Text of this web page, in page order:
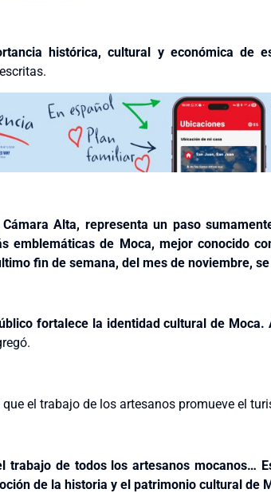
histórica, cultural y económica de
Alta, representa un paso
emblemáticas de Moca, mejor conocido
fin de semana, del mes de noviembre, se
fortalece la identidad cultural de
el trabajo de los artesanos promueve el
trabajo de todos los artesanos mocanos…
de la historia y el patrimonio cultural de